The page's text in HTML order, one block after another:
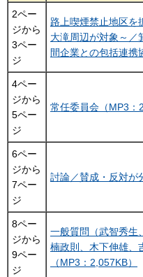
2ペー
ジから
3ペー
ジ
路上喫煙禁止地区を
大滝周辺が対象～／
間企業との包括連携
4ペー
ジから
5ペー
ジ
常任委員会（MP3：
6ペー
ジから
7ペー
ジ
討論／賛成・反対が
8ペー
ジから
9ペー
ジ
一般質問（武智秀生
楠政則、木下伸雄、
（MP3：2,057KB）